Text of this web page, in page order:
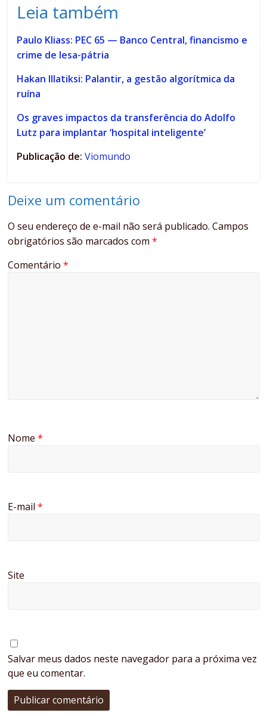
Leia também
Paulo Kliass: PEC 65 — Banco Central, financismo e
crime de lesa-pátria
Hakan Illatiksi: Palantir, a gestão algorítmica da
ruína
Os graves impactos da transferência do Adolfo
Lutz para implantar ‘hospital inteligente’
Publicação de:Viomundo
Deixe um comentário
O seu endereço de e-mail não será publicado. Campos
obrigatórios são marcados com*
Comentário*
Nome*
E-mail*
Site
Salvar meus dados neste navegador para a próxima vez
que eu comentar.